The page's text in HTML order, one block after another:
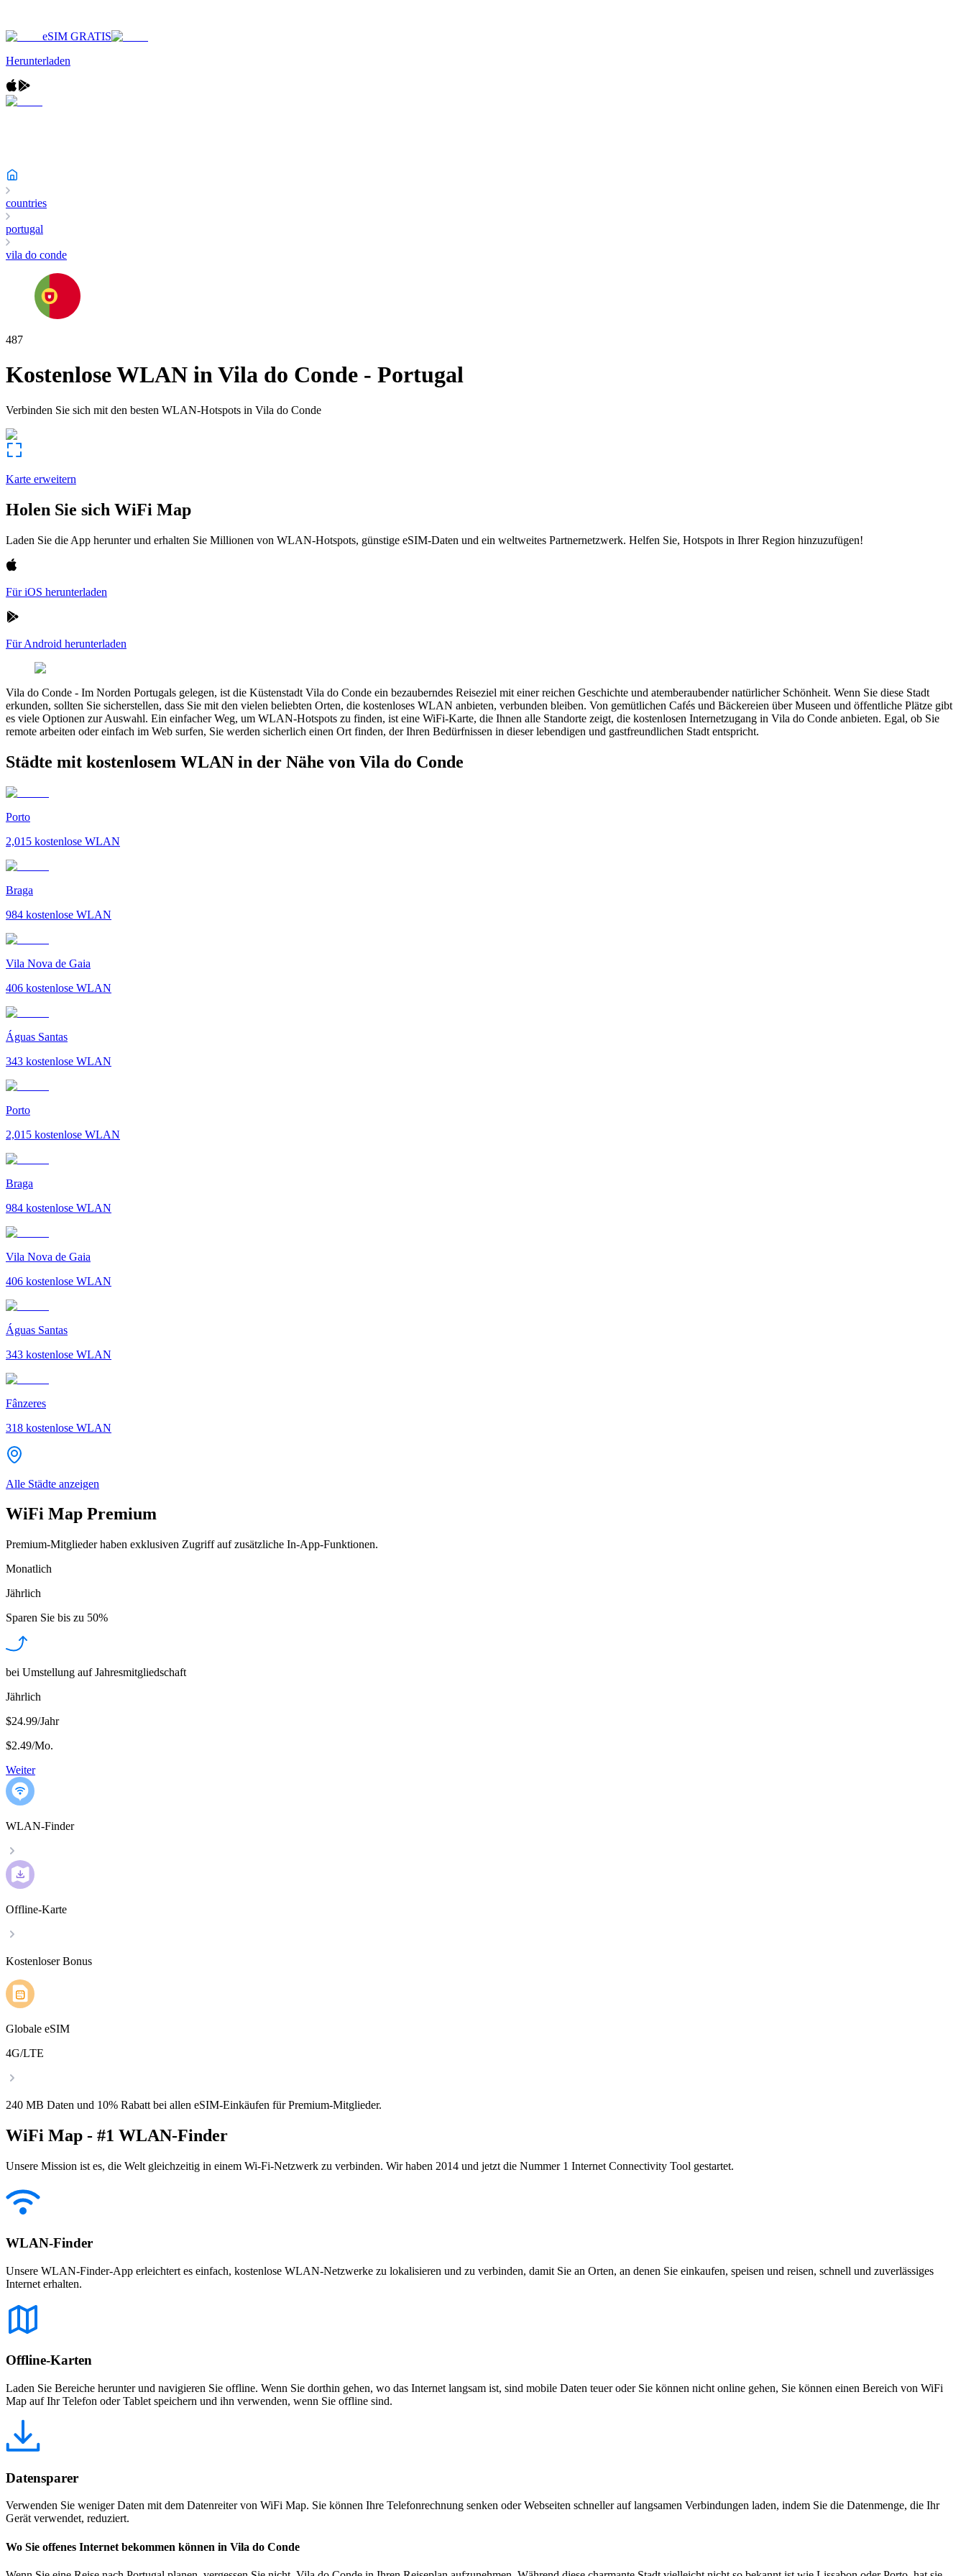
eSIM GRATIS
Herunterladen
countries
portugal
vila do conde
487
Kostenlose WLAN inVila do Conde - Portugal
Verbinden Sie sich mit den besten WLAN-Hotspots in Vila do Conde
Karte erweitern
Holen Sie sich WiFi Map
Laden Sie die App herunter und erhalten Sie Millionen von WLAN-Hotspots, günstige eSIM-Daten und ein weltweites Partnernetzwerk. Helfen Sie, Hotspots in Ihrer Region hinzuzufügen!
Für iOS herunterladen
Für Android herunterladen
Vila do Conde - Im Norden Portugals gelegen, ist die Küstenstadt Vila do Conde ein bezauberndes Reiseziel mit einer reichen Geschichte und atemberaubender natürlicher Schönheit. Wenn Sie diese Stadt
erkunden, sollten Sie sicherstellen, dass Sie mit den vielen beliebten Orten, die kostenloses WLAN anbieten, verbunden bleiben. Von gemütlichen Cafés und Bäckereien über Museen und öffentliche Plätze gibt
es viele Optionen zur Auswahl. Ein einfacher Weg, um WLAN-Hotspots zu finden, ist eine WiFi-Karte, die Ihnen alle Standorte zeigt, die kostenlosen Internetzugang in Vila do Conde anbieten. Egal, ob Sie
remote arbeiten oder einfach im Web surfen, Sie werden sicherlich einen Ort finden, der Ihren Bedürfnissen in dieser lebendigen und gastfreundlichen Stadt entspricht.
Städte mit kostenlosem WLAN in der Nähe von Vila do Conde
Porto
2,015 kostenlose WLAN
Braga
984 kostenlose WLAN
Vila Nova de Gaia
406 kostenlose WLAN
Águas Santas
343 kostenlose WLAN
Porto
2,015 kostenlose WLAN
Braga
984 kostenlose WLAN
Vila Nova de Gaia
406 kostenlose WLAN
Águas Santas
343 kostenlose WLAN
Fânzeres
318 kostenlose WLAN
Alle Städte anzeigen
WiFi Map Premium
Premium-Mitglieder haben exklusiven Zugriff auf zusätzliche In-App-Funktionen.
Monatlich
Jährlich
Sparen Sie bis zu 50%
bei Umstellung auf Jahresmitgliedschaft
Jährlich
$24.99/Jahr
$2.49/Mo.
Weiter
WLAN-Finder
Offline-Karte
Kostenloser Bonus
Globale eSIM
4G/LTE
240 MB Daten und 10% Rabatt bei allen eSIM-Einkäufen für Premium-Mitglieder.
WiFi Map - #1 WLAN-Finder
Unsere Mission ist es, die Welt gleichzeitig in einem Wi-Fi-Netzwerk zu verbinden. Wir haben 2014 und jetzt die Nummer 1 Internet Connectivity Tool gestartet.
WLAN-Finder
Unsere WLAN-Finder-App erleichtert es einfach, kostenlose WLAN-Netzwerke zu lokalisieren und zu verbinden, damit Sie an Orten, an denen Sie einkaufen, speisen und reisen, schnell und zuverlässiges
Internet erhalten.
Offline-Karten
Laden Sie Bereiche herunter und navigieren Sie offline. Wenn Sie dorthin gehen, wo das Internet langsam ist, sind mobile Daten teuer oder Sie können nicht online gehen, Sie können einen Bereich von WiFi
Map auf Ihr Telefon oder Tablet speichern und ihn verwenden, wenn Sie offline sind.
Datensparer
Verwenden Sie weniger Daten mit dem Datenreiter von WiFi Map. Sie können Ihre Telefonrechnung senken oder Webseiten schneller auf langsamen Verbindungen laden, indem Sie die Datenmenge, die Ihr
Gerät verwendet, reduziert.
Wo Sie offenes Internet bekommen können in Vila do Conde